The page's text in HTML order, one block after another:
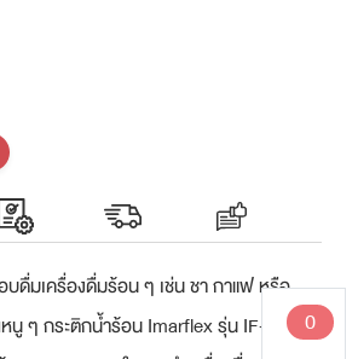
0
ดื่มเครื่องดื่มร้อน ๆ เช่น ชา กาแฟ หรือ
นู ๆ กระติกน้ำร้อน Imarflex รุ่น IF-227